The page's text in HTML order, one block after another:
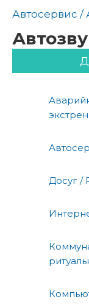
Автосервис /
Досуг /